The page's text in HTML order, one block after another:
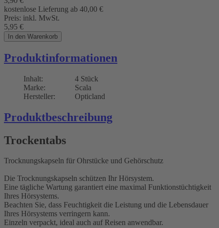
kostenlose Lieferung ab 40,00 €
Preis: inkl. MwSt.
5,95 €
In den Warenkorb
Produktinformationen
Inhalt:
4 Stück
Marke:
Scala
Hersteller:
Opticland
Produktbeschreibung
Trockentabs
Trocknungskapseln für Ohrstücke und Gehörschutz
Die Trocknungskapseln schützen Ihr Hörsystem.
Eine tägliche Wartung garantiert eine maximal Funktionstüchtigkeit
Ihres Hörsystems.
Beachten Sie, dass Feuchtigkeit die Leistung und die Lebensdauer
Ihres Hörsystems verringern kann.
Einzeln verpackt, ideal auch auf Reisen anwendbar.